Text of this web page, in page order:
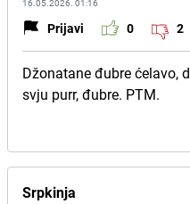
16.05.2026. 01:16
Prijavi 0 2
Džonatane đubre ćelavo,
svju purr, đubre. PTM.
Srpkinja